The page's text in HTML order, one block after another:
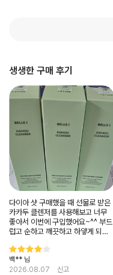
생생한 구매 후기
다이아 샷 구매했을 때 선물로 받은
카카두 클렌저를 사용해보고 너무
좋아서 이번에 구입했어요~^^ 부드
럽고 순하고 깨끗하고 하얗게 되는
격에 구입하게 되어서 너무 좋아요
~^^
백** 님
2026.08.07
신고